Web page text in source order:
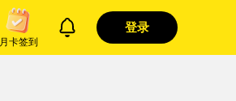
月卡签到
登录